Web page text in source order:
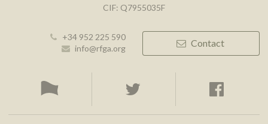
CIF: Q7955035F
+34 952 225 590
info@rfga.org
Contact